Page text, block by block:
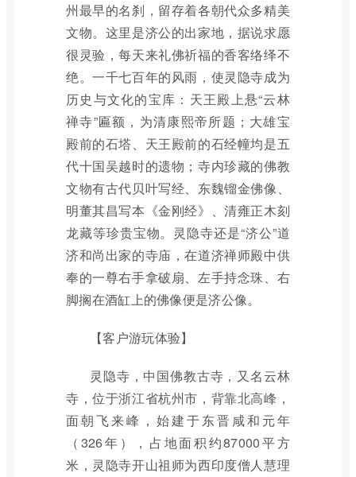
州最早的名刹，留存着各朝代众多精美
文物。这里是济公的出家地，据说求愿
很灵验，每天来礼佛祈福的香客络绎不
绝。一千七百年的风雨，使灵隐寺成为
历史与文化的宝库：天王殿上悬“云林
禅寺”匾额，为清康熙帝所题；大雄宝
殿前的石塔、天王殿前的石经幢均是五
代十国吴越时的遗物；寺内珍藏的佛教
文物有古代贝叶写经、东魏镏金佛像、
明董其昌写本《金刚经》、清雍正木刻
龙藏等珍贵宝物。灵隐寺还是“济公”道
济和尚出家的寺庙，在道济禅师殿中供
奉的一尊右手拿破扇、左手持念珠、右
脚搁在酒缸上的佛像便是济公像。
【客户游玩体验】
灵隐寺，中国佛教古寺，又名云林
寺，位于浙江省杭州市，背靠北高峰，
面朝飞来峰，始建于东晋咸和元年
（326年），占地面积约87000平方
米，灵隐寺开山祖师为西印度僧人慧理